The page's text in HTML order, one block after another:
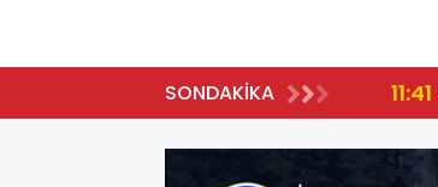
SONDAKİKA 11:41